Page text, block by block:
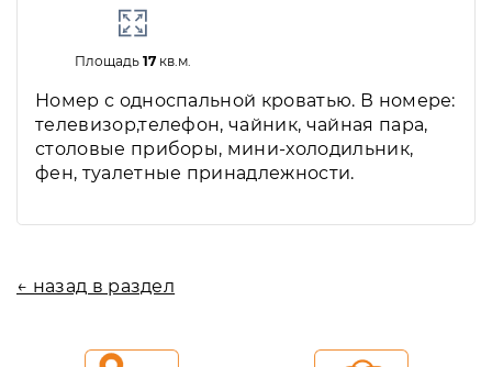
Площадь 17кв.м.
Номер с односпальной кроватью. В номере:
телевизор,телефон, чайник, чайная пара,
столовые приборы, мини-холодильник,
фен, туалетные принадлежности.
← назад в раздел